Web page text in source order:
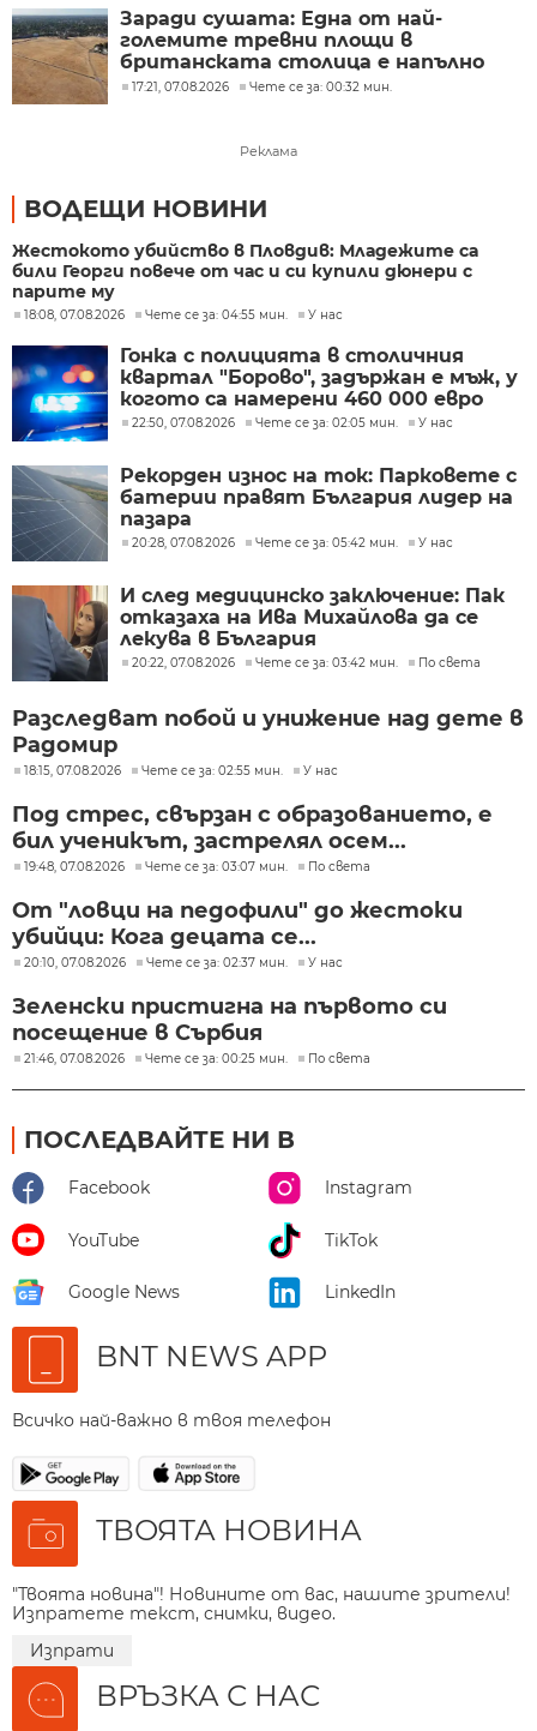
Заради сушата: Една от най-
големите тревни площи в
британската столица е напълно
изгоряла
17:21, 07.08.2026 Чете се за: 00:32 мин.
Реклама
ВОДЕЩИ НОВИНИ
Жестокото убийство в Пловдив: Младежите са
били Георги повече от час и си купили дюнери с
парите му
18:08, 07.08.2026 Чете се за: 04:55 мин. У нас
Гонка с полицията в столичния
квартал "Борово", задържан е мъж, у
когото са намерени 460 000 евро
22:50, 07.08.2026 Чете се за: 02:05 мин. У нас
Рекорден износ на ток: Парковете с
батерии правят България лидер на
пазара
20:28, 07.08.2026 Чете се за: 05:42 мин. У нас
И след медицинско заключение: Пак
отказаха на Ива Михайлова да се
лекува в България
20:22, 07.08.2026 Чете се за: 03:42 мин. По света
Разследват побой и унижение над дете в
Радомир
18:15, 07.08.2026 Чете се за: 02:55 мин. У нас
Под стрес, свързан с образованието, е
бил ученикът, застрелял осем...
19:48, 07.08.2026 Чете се за: 03:07 мин. По света
От "ловци на педофили" до жестоки
убийци: Кога децата се...
20:10, 07.08.2026 Чете се за: 02:37 мин. У нас
Зеленски пристигна на първото си
посещение в Сърбия
21:46, 07.08.2026 Чете се за: 00:25 мин. По света
ПОСЛЕДВАЙТЕ НИ В
Facebook Instagram
YouTube TikTok
Google News LinkedIn
BNT NEWS APP
Всичко най-важно в твоя телефон
ТВОЯТА НОВИНА
"Твоята новина"! Новините от вас, нашите зрители!
Изпратете текст, снимки, видео.
Изпрати
ВРЪЗКА С НАС